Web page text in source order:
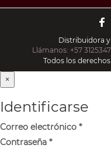
Distribuidora
Llámanos: +57
Todos los
×
Identificarse
Correo electrónico *
Contraseña *